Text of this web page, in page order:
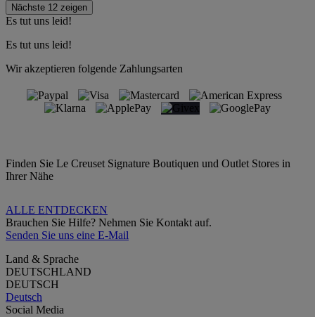
Nächste 12 zeigen
Es tut uns leid!
Es tut uns leid!
Wir akzeptieren folgende Zahlungsarten
Finden Sie Le Creuset Signature Boutiquen und Outlet Stores in
Ihrer Nähe
ALLE ENTDECKEN
Brauchen Sie Hilfe? Nehmen Sie Kontakt auf.
Senden Sie uns eine E-Mail
Land & Sprache
DEUTSCHLAND
DEUTSCH
Deutsch
Social Media